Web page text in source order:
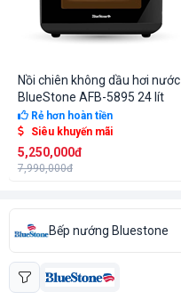
Nồi chiên không dầu hơi nước
BlueStone AFB-5895 24 lít
Rẻ hơn hoàn tiền
Siêu khuyến mãi
5,250,000đ
7,990,000đ
Bếp nướng Bluestone